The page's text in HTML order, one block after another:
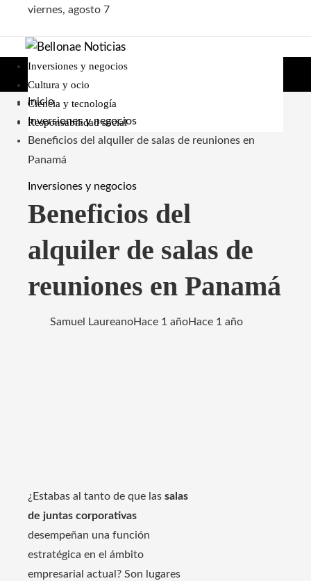
viernes, agosto 7
Inversiones y negocios
Cultura y ocio
Ciencia y tecnología
Responsabilidad social
Inicio
Inversiones y negocios
Beneficios del alquiler de salas de reuniones en
Panamá
Inversiones y negocios
Beneficios del
alquiler de salas de
reuniones en Panamá
Samuel LaureanoHace 1 añoHace 1 año
¿Estabas al tanto de que las salas
de juntas corporativas
desempeñan una función
estratégica en el ámbito
empresarial actual? Son lugares